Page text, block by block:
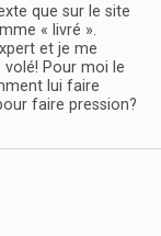
que sur le site
« livré ».
et je me
Pour moi le
lui faire
faire pression?